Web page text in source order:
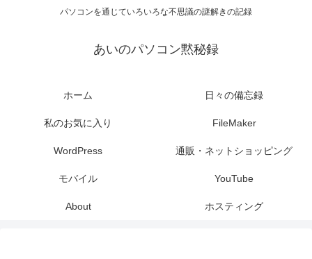
パソコンを通じていろいろな不思議の謎解きの記録
あいのパソコン黙秘録
ホーム 日々の備忘録
私のお気に入り FileMaker
WordPress 通販・ネットショッピング
モバイル YouTube
About ホスティング